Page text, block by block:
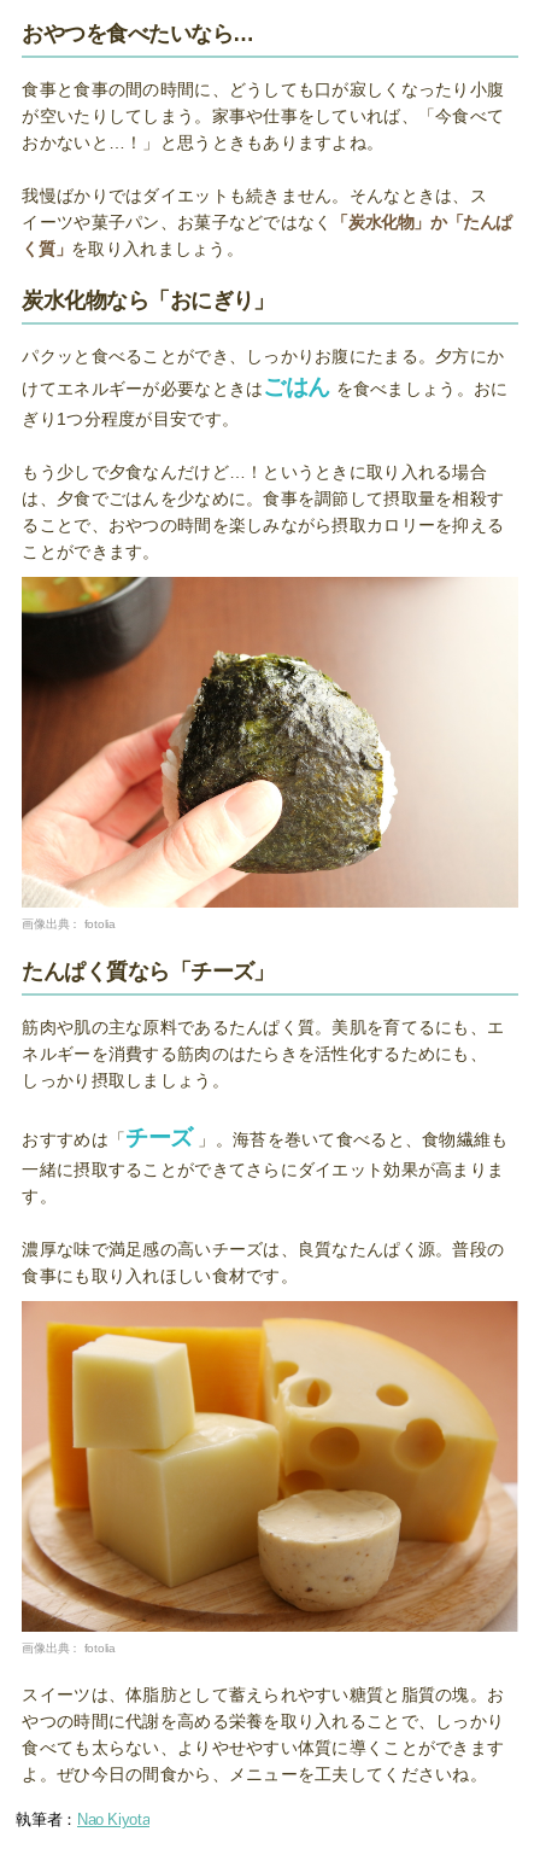
おやつを食べたいなら…
食事と食事の間の時間に、どうしても口が寂しくなったり小腹
が空いたりしてしまう。家事や仕事をしていれば、「今食べて
おかないと…！」と思うときもありますよね。
我慢ばかりではダイエットも続きません。そんなときは、ス
イーツや菓子パン、お菓子などではなく
「炭水化物」か「たんぱ
く質」 を取り入れましょう。
炭水化物なら「おにぎり」
パクッと食べることができ、しっかりお腹にたまる。夕方にか
けてエネルギーが必要なときはごはん を食べましょう。おに
ぎり1つ分程度が目安です。
もう少しで夕食なんだけど…！というときに取り入れる場合
は、夕食でごはんを少なめに。食事を調節して摂取量を相殺す
ることで、おやつの時間を楽しみながら摂取カロリーを抑える
ことができます。
画像出典： fotolia
たんぱく質なら「チーズ」
筋肉や肌の主な原料であるたんぱく質。美肌を育てるにも、エ
ネルギーを消費する筋肉のはたらきを活性化するためにも、
しっかり摂取しましょう。
おすすめは「チーズ 」。海苔を巻いて食べると、食物繊維も
一緒に摂取することができてさらにダイエット効果が高まりま
す。
濃厚な味で満足感の高いチーズは、良質なたんぱく源。普段の
食事にも取り入れほしい食材です。
画像出典： fotolia
スイーツは、体脂肪として蓄えられやすい糖質と脂質の塊。お
やつの時間に代謝を高める栄養を取り入れることで、しっかり
食べても太らない、よりやせやすい体質に導くことができます
よ。ぜひ今日の間食から、メニューを工夫してくださいね。
執筆者： Nao Kiyota